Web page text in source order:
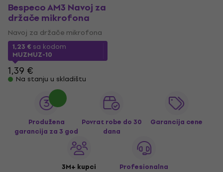
Bespeco AM3 Navoj za
držače mikrofona
Navoj za držače mikrofona
1,23 € sa kodom
MUZMUZ-10
1,39 €
Na stanju u skladištu
Produžena
garancija za 3 god
Povrat robe do 30
dana
Garancija cene
3M+ kupci
Profesionalna